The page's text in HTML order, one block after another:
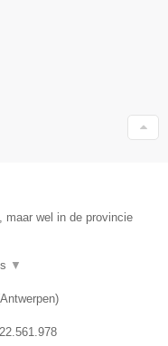
maar wel in de provincie
▼
Antwerpen)